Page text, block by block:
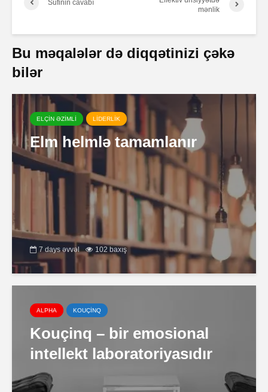
Sufinin cavabı
mənlik
Bu məqalələr də diqqətinizi çəkə
bilər
ELÇİN ƏZİMLİ LİDERLİK
Elm helmlə tamamlanır
7 days əvvəl 102 baxış
ALPHA KOUÇİNQ
Kouçinq – bir emosional
intellekt laboratoriyasıdır